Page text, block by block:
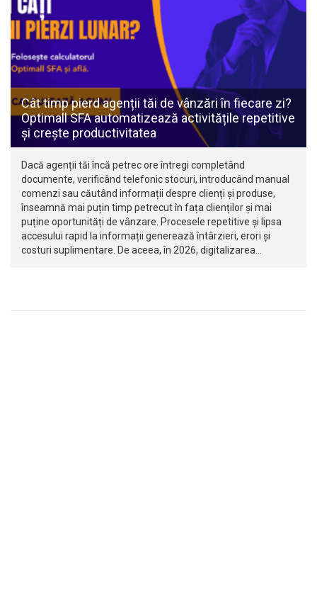
Cât timp pierd agenții tăi de vânzări în fiecare zi?
Optimall SFA automatizează activitățile repetitive
și crește productivitatea
Dacă agenții tăi încă petrec ore întregi completând
documente, verificând telefonic stocuri, introducând manual
comenzi sau căutând informații despre clienți și produse,
înseamnă mai puțin timp petrecut în fața clienților și mai
puține oportunități de vânzare. Procesele repetitive și lipsa
accesului rapid la informații generează întârzieri, erori și
costuri suplimentare. De aceea, în 2026, digitalizarea…